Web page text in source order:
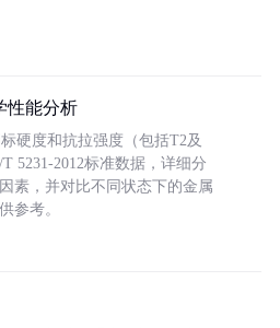
性能分析
硬度和抗拉强度（包括T2及
5231-2012标准数据，详细分
素，并对比不同状态下的金属
参考。